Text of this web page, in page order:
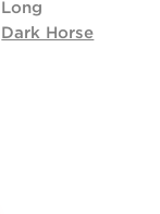
Long
Dark Horse